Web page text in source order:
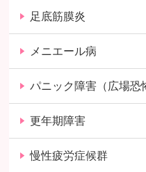
足底筋膜炎
メニエール病
パニック障害（広場恐
更年期障害
慢性疲労症候群